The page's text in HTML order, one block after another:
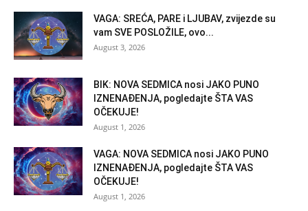
VAGA: SREĆA, PARE i LJUBAV, zvijezde su
vam SVE POSLOŽILE, ovo...
August 3, 2026
BIK: NOVA SEDMICA nosi JAKO PUNO
IZNENAĐENJA, pogledajte ŠTA VAS
OČEKUJE!
August 1, 2026
VAGA: NOVA SEDMICA nosi JAKO PUNO
IZNENAĐENJA, pogledajte ŠTA VAS
OČEKUJE!
August 1, 2026